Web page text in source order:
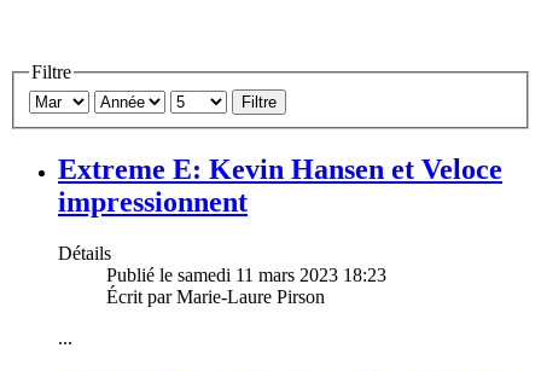
Filtre
Filtre
Extreme E: Kevin Hansen et Veloce
impressionnent
Détails
Publié le samedi 11 mars 2023 18:23
Écrit par Marie-Laure Pirson
...